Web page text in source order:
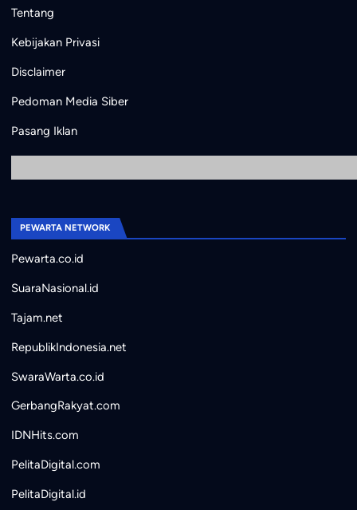
Tentang
Kebijakan Privasi
Disclaimer
Pedoman Media Siber
Pasang Iklan
PEWARTA NETWORK
Pewarta.co.id
SuaraNasional.id
Tajam.net
RepublikIndonesia.net
SwaraWarta.co.id
GerbangRakyat.com
IDNHits.com
PelitaDigital.com
PelitaDigital.id